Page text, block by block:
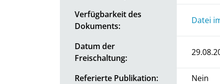
Verfügbarkeit des
Dokuments:
Datei
Datum der
Freischaltung:
Referierte Publikation:
Nein